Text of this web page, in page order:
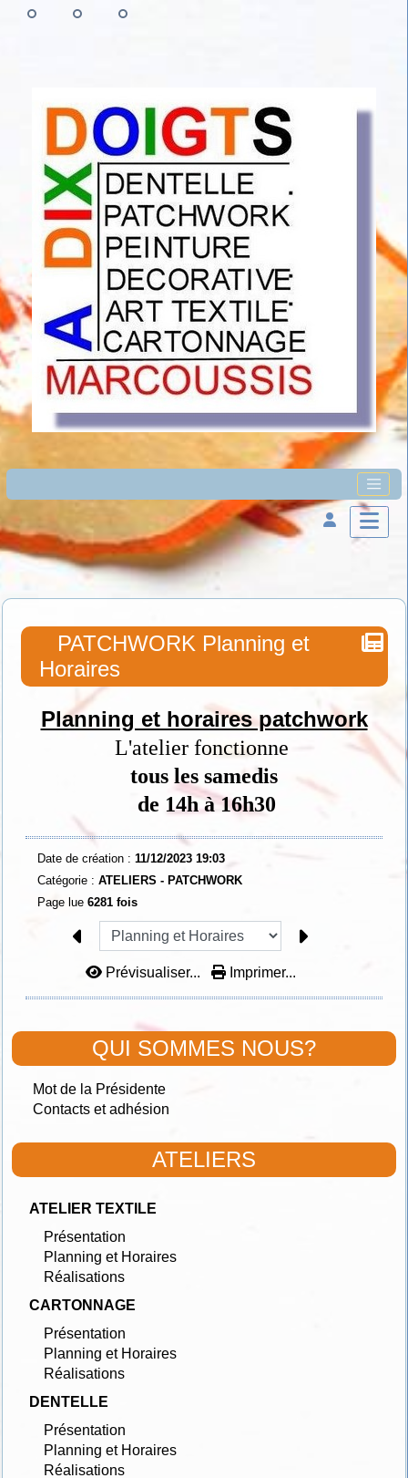
QUI SOMMES NOUS?
Mot de la Présidente
Contacts et adhésion
ATELIERS
ATELIER TEXTILE
Présentation
Planning et Horaires
Réalisations
CARTONNAGE
Présentation
Planning et Horaires
Réalisations
DENTELLE
Présentation
Planning et Horaires
Réalisations
PATCHWORK Planning et
Horaires
Planning et horaires patchwork
L'atelier fonctionne
tous les samedis
de 14h à 16h30
Date de création : 11/12/2023 19:03
Catégorie : ATELIERS - PATCHWORK
Page lue 6281 fois
Prévisualiser... Imprimer...